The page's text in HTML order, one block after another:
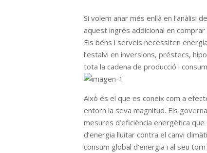
Si volem anar més enllà en l’anàlisi
aquest ingrés addicional en
Els béns i serveis necessiten
l’estalvi en inversions, préstecs,
tota la cadena de producció i
Això és el que es coneix com a
entorn la seva magnitud. Els
mesures d’eficiència energètica
d’energia lluitar contra el canvi
consum global d’energia i al seu